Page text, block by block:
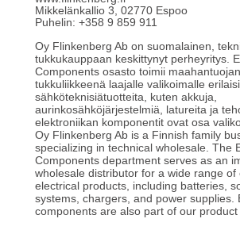
Mikkelänkallio 3 02770 Espoo
Puhelin: +358 9 859 911
Oy Flinkenberg Ab on suomalainen,
tukkukauppaan keskittynyt perheyritys.
Components osasto toimii
tukkuliikkeenä laajalle valikoimalle
sähköteknisiätuotteita, kuten akkuja,
aurinkosähköjärjestelmiä, latureita ja
elektroniikan komponentit ovat osa
Oy Flinkenberg Ab is a Finnish family
specializing in technical wholesale. The
Components department serves as an
wholesale distributor for a wide range of
electrical products, including batteries,
systems, chargers, and power supplies.
components are also part of our product